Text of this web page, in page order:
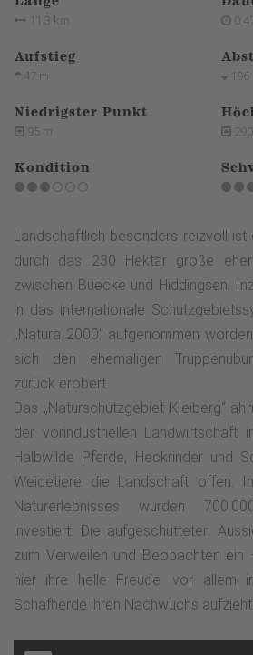
11.3 km
Aufstieg
47 m 196
Niedrigster Punkt
95 m
Kondition
Landschaftlich besonders reizvoll
durch das 230 Hektar große
zwischen Büecke und Hiddingsen.
in das internationale
„Natura 2000“ aufgenommen
sich den ehemaligen
zurück erobert.
Das „Naturschutzgebiet Kleiberg“
der vorindustriellen Landwirtschaft
Halbwilde Pferde, Heckrinder und
Weidetiere die Landschaft offen.
Naturerlebnisses wurden
investiert. Die aufgeschütteten
zum Verweilen und Beobachten ein
hier ihre helle Freude: vor allem
Schafherde ihren Nachwuchs aufzieht.